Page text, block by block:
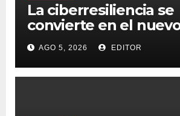
La ciberresiliencia se
convierte en el
estándar para
organizaciones frente
ransomware
AGO 5, 2026 EDITOR